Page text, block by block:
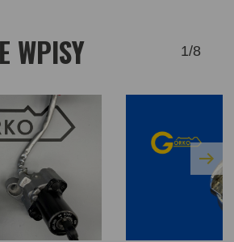
WPISY 1/8